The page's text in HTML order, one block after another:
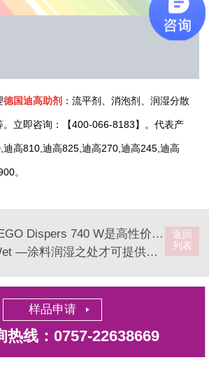
德国迪高助剂 ：流平剂、消泡剂、润湿分散
。立即咨询：【400-066-8183】。代表产
高810,迪高825,迪高270,迪高245,迪高
。
返回
列表
Dispers 740 W是高性价比的分散剂?
—涂料润湿之处才可提供保护
样品申请
热线：0757-22638669